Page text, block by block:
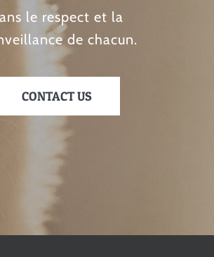
le respect et la
de chacun.
CONTACT US